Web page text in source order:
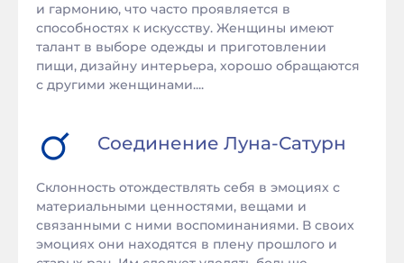
и гармонию, что часто проявляется в
способностях к искусству. Женщины имеют
талант в выборе одежды и приготовлении
пищи, дизайну интерьера, хорошо обращаются
с другими женщинами....
Соединение Луна-Сатурн
Склонность отождествлять себя в эмоциях с
материальными ценностями, вещами и
связанными с ними воспоминаниями. В своих
эмоциях они находятся в плену прошлого и